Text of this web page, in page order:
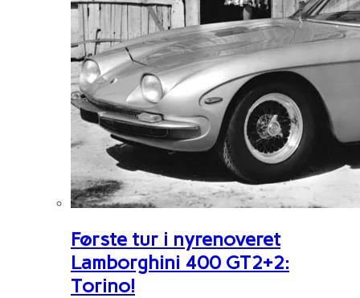
Første tur i nyrenoveret
Lamborghini 400 GT2+2:
Torino!